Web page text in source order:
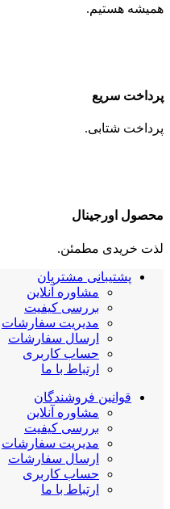
همیشه هستیم.
پرداخت سریع
پرداخت شتابی.
محصول اورجینال
لذت خریدی مطمئن.
پشتیبانی مشتریان
مشاوره آنلاین
بررسی کیفیت
مدیریت سفارشات
ارسال سفارشات
حساب کاربری
ارتباط با ما
قوانین فروشندگان
مشاوره آنلاین
بررسی کیفیت
مدیریت سفارشات
ارسال سفارشات
حساب کاربری
ارتباط با ما